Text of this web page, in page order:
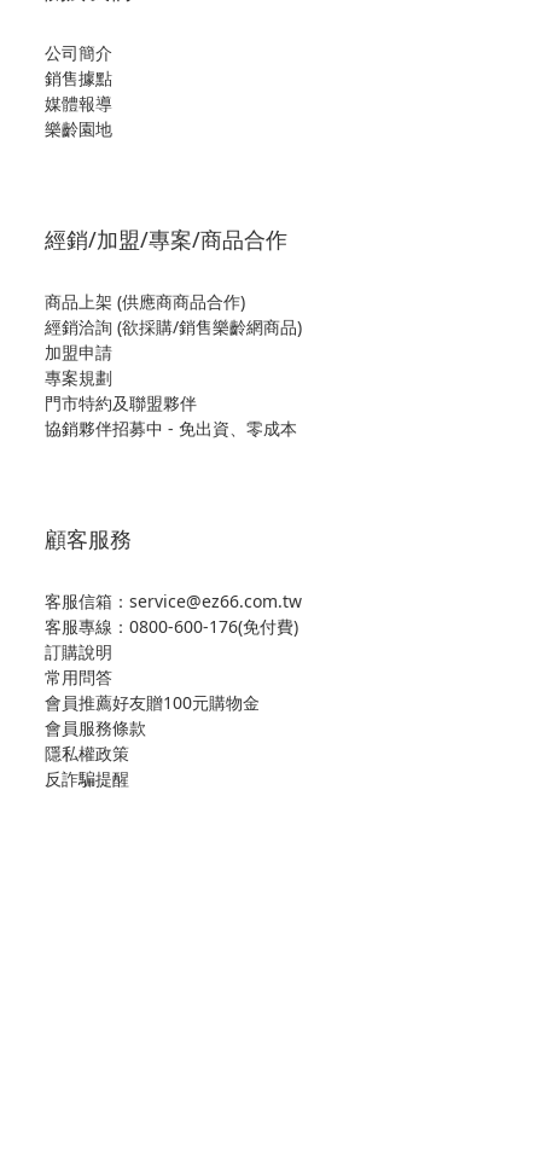
公司簡介
銷售據點
媒體報導
樂齡園地
經銷/加盟/專案/商品合作
商品上架 (供應商商品合作)
經銷洽詢 (欲採購/銷售樂齡網商品)
加盟申請
專案規劃
門市特約及聯盟夥伴
協銷夥伴招募中 - 免出資、零成本
顧客服務
客服信箱：service@ez66.com.tw
客服專線： 0800-600-176(免付費)
訂購說明
常用問答
會員推薦好友贈100元購物金
會員服務條款
隱私權政策
反詐騙提醒